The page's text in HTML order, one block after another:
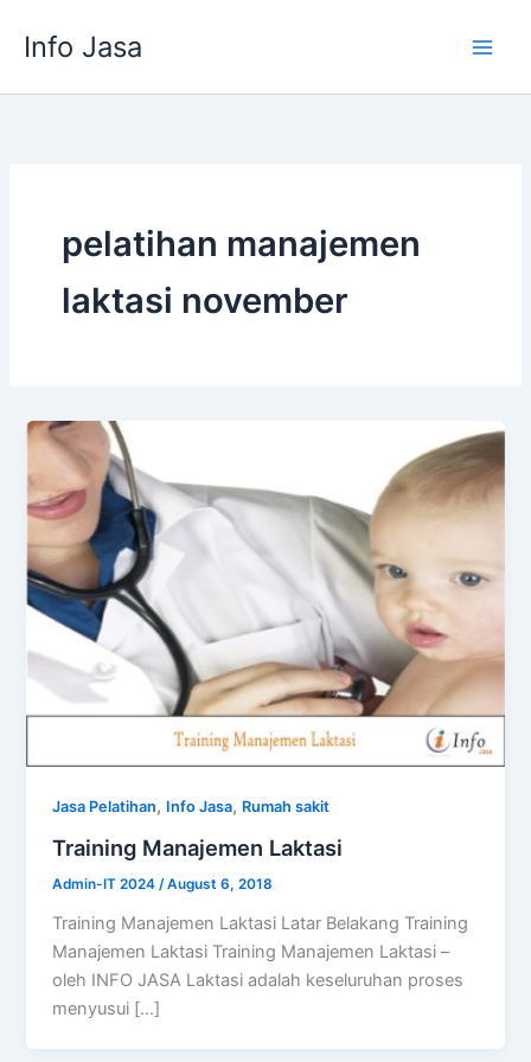
Info Jasa
pelatihan manajemen
laktasi november
Jasa Pelatihan, Info Jasa, Rumah sakit
Training Manajemen Laktasi
Admin-IT 2024/August 6, 2018
Training Manajemen Laktasi Latar Belakang Training
Manajemen Laktasi Training Manajemen Laktasi –
oleh INFO JASA Laktasi adalah keseluruhan proses
menyusui […]